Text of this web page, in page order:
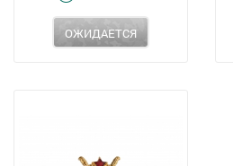
ОЖИДАЕТСЯ